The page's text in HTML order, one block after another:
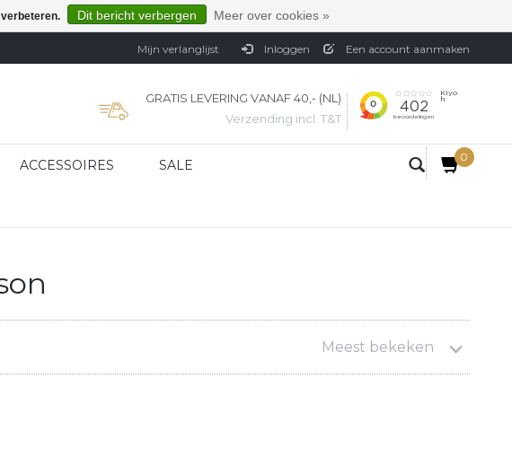
Mijn verlanglijst Inloggen Een account aanmaken
GRATIS LEVERING VANAF 40,- (NL)
Verzending incl. T&T
ACCESSOIRES SALE
0
Meest bekeken
Dit bericht verbergen Meer over cookies »